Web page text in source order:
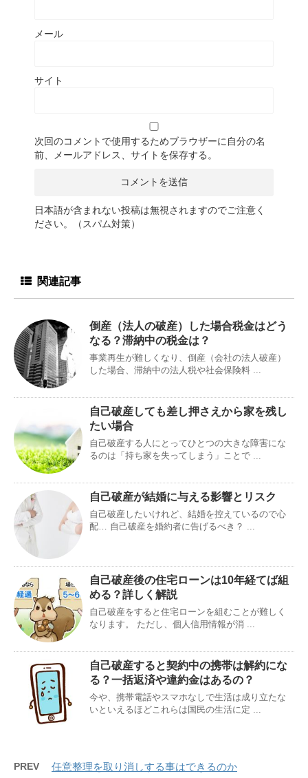
メール
サイト
次回のコメントで使用するためブラウザーに自分の名
前、メールアドレス、サイトを保存する。
日本語が含まれない投稿は無視されますのでご注意く
ださい。（スパム対策）
関連記事
倒産（法人の破産）した場合税金はどう
なる？滞納中の税金は？
事業再生が難しくなり、倒産（会社の法人破産）
した場合、滞納中の法人税や社会保険料 ...
自己破産しても差し押さえから家を残し
たい場合
自己破産する人にとってひとつの大きな障害にな
るのは「持ち家を失ってしまう」ことで ...
自己破産が結婚に与える影響とリスク
自己破産したいけれど、結婚を控えているので心
配… 自己破産を婚約者に告げるべき？ ...
自己破産後の住宅ローンは10年経てば組
める？詳しく解説
自己破産をすると住宅ローンを組むことが難しく
なります。 ただし、個人信用情報が消 ...
自己破産すると契約中の携帯は解約にな
る？一括返済や違約金はあるの？
今や、携帯電話やスマホなしで生活は成り立たな
いといえるほどこれらは国民の生活に定 ...
PREV 任意整理を取り消しする事はできるのか